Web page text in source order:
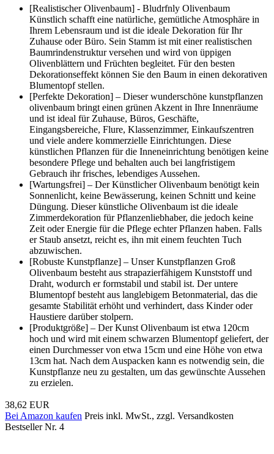
[Realistischer Olivenbaum] - Bludrfnly Olivenbaum
Künstlich schafft eine natürliche, gemütliche Atmosphäre in
Ihrem Lebensraum und ist die ideale Dekoration für Ihr
Zuhause oder Büro. Sein Stamm ist mit einer realistischen
Baumrindenstruktur versehen und wird von üppigen
Olivenblättern und Früchten begleitet. Für den besten
Dekorationseffekt können Sie den Baum in einen dekorativen
Blumentopf stellen.
[Perfekte Dekoration] – Dieser wunderschöne kunstpflanzen
olivenbaum bringt einen grünen Akzent in Ihre Innenräume
und ist ideal für Zuhause, Büros, Geschäfte,
Eingangsbereiche, Flure, Klassenzimmer, Einkaufszentren
und viele andere kommerzielle Einrichtungen. Diese
künstlichen Pflanzen für die Inneneinrichtung benötigen keine
besondere Pflege und behalten auch bei langfristigem
Gebrauch ihr frisches, lebendiges Aussehen.
[Wartungsfrei] – Der Künstlicher Olivenbaum benötigt kein
Sonnenlicht, keine Bewässerung, keinen Schnitt und keine
Düngung. Dieser künstliche Olivenbaum ist die ideale
Zimmerdekoration für Pflanzenliebhaber, die jedoch keine
Zeit oder Energie für die Pflege echter Pflanzen haben. Falls
er Staub ansetzt, reicht es, ihn mit einem feuchten Tuch
abzuwischen.
[Robuste Kunstpflanze] – Unser Kunstpflanzen Groß
Olivenbaum besteht aus strapazierfähigem Kunststoff und
Draht, wodurch er formstabil und stabil ist. Der untere
Blumentopf besteht aus langlebigem Betonmaterial, das die
gesamte Stabilität erhöht und verhindert, dass Kinder oder
Haustiere darüber stolpern.
[Produktgröße] – Der Kunst Olivenbaum ist etwa 120cm
hoch und wird mit einem schwarzen Blumentopf geliefert, der
einen Durchmesser von etwa 15cm und eine Höhe von etwa
13cm hat. Nach dem Auspacken kann es notwendig sein, die
Kunstpflanze neu zu gestalten, um das gewünschte Aussehen
zu erzielen.
38,62 EUR
Bei Amazon kaufen Preis inkl. MwSt., zzgl. Versandkosten
Bestseller Nr. 4